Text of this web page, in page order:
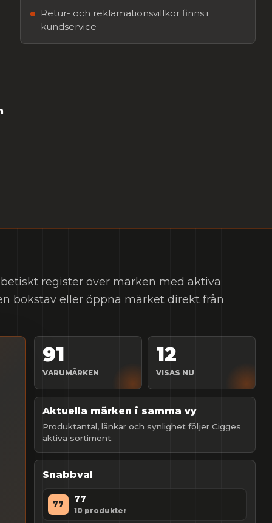
Retur- och reklamationsvillkor finns i
kundservice
register över märken med aktiva
bokstav eller öppna märket direkt från
91
VARUMÄRKEN
12
VISAS NU
Aktuella märken i samma vy
Produktantal, länkar och synlighet följer Cigges
aktiva sortiment.
Snabbval
77 77
10 produkter